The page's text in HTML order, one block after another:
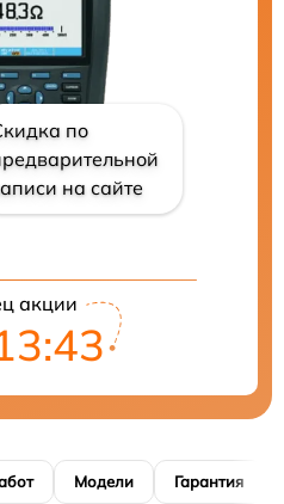
по
на сайте
акции
Модели Гарантия